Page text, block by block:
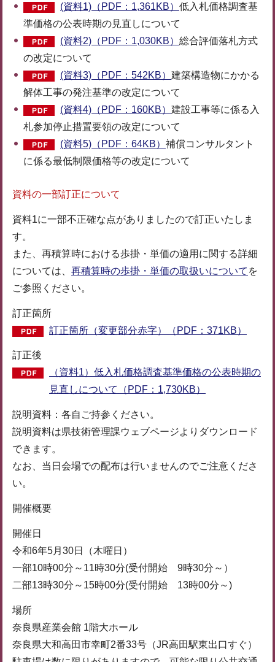
(資料1)（PDF：1,361KB） 低入札価格調査基
準価格の公表時期の見直しについて
(資料2)（PDF：1,030KB） 総合評価落札方式
の改定について
(資料3)（PDF：542KB） 建築構造物にかかる
解体工事の発注基準の改定について
(資料4)（PDF：160KB） 建設工事等に係る入
札参加停止措置要領の改定について
(資料5)（PDF：64KB） 補償コンサルタント
に係る最低制限価格等の改定について
資料の一部訂正について
資料1に一部不正確な点がありましたので訂正いたしま
す。
また、再積算時における歩掛・単価の適用に関する詳細
については、 再積算時の歩掛・単価の取扱いについて を
ご参照ください。
訂正箇所
訂正箇所（変更部分赤字）（PDF：371KB）
訂正後
（資料1）低入札価格調査基準価格の公表時期の
見直しについて（PDF：1,730KB）
説明資料：各自ご持参ください。
説明資料は県技術管理課ウェブページよりダウンロード
できます。
なお、当日会場での配布は行いませんのでご注意くださ
い。
開催概要
開催日
令和6年5月30日（木曜日）
一部10時00分～11時30分(受付開始 9時30分～）
二部13時30分～15時00分(受付開始 13時00分～)
場所
奈良県産業会館 1階大ホール
奈良県大和高田市幸町2番33号（JR高田駅東出口すぐ）